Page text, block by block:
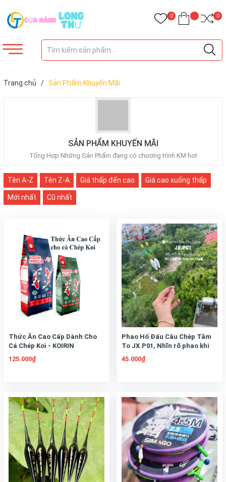
0 0
Trang chủ / Sản Phẩm Khuyến Mãi
SẢN PHẨM KHUYẾN MÃI
Tổng Hợp Những Sản Phẩm đang có chương trình KM hot
Tên A-Z Tên Z-A Giá thấp đến cao Giá cao xuống thấp
Mới nhất Cũ nhất
Thức Ăn Cao Cấp Dành Cho
Cá Chép Koi - KOIRIN
125.000₫
Phao Hố Đấu Câu Chép Tăm
To JX.P01, Nhĩn rõ phao khi
câu xa,
45.000₫